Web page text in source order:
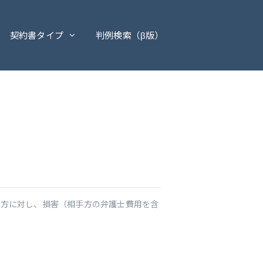
契約書タイプ 判例検索（β版）
に対し、損害（相手方の弁護士費用を含